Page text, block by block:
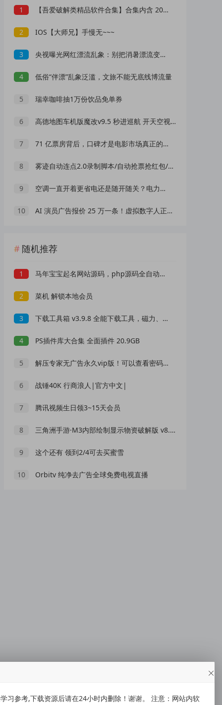
1 【吾爱破解类精品软件合集】合集内含 2000 +实用工具 【1.5GB】
2 IOS【大师兄】手慢无~~~
3 央视曝光网红漂流乱象：别把消暑漂流变成一场冒险赌命
4 低俗“伴漂”乱象泛滥，文旅不能无底线博流量
5 瑞幸咖啡抽1万份饮品免单券
6 高德地图车机版魔改v9.5 秒进巡航 开天空视角 保时捷字体
7 71 亿票房背后，口碑才是电影市场真正的 “流量密码”
8 雾迹自动连点2.0录制脚本/自动抢票抢红包/游戏脚本
9 空调一直开着更省电还是随开随关？电力公司官方给出标准答案
10 AI 演员广告报价 25 万一条！虚拟数字人正在抢占真人演员市场？
随机推荐
1 马年宝宝起名网站源码，php源码全自动运营好项目
2 菜机 解锁本地会员
3 下载工具箱 v3.9.8 全能下载工具，磁力、迅雷、音乐、短视频下载，去广告解锁永久会员
4 PS插件库大合集 全面插件 20.9GB
5 解压专家无广告永久vip版！可以查看密码的解压软件
6 战锤40K 行商浪人|官方中文|
7 腾讯视频生日领3~15天会员
8 三角洲手游·M3内部绘制显示物资破解版 v8.13
9 这个还有 领到2/4可去买蜜雪
10 Orbitv 纯净去广告全球免费电视直播
习参考,下载资源后请在24小时内删除！谢谢。 注意：网站内软